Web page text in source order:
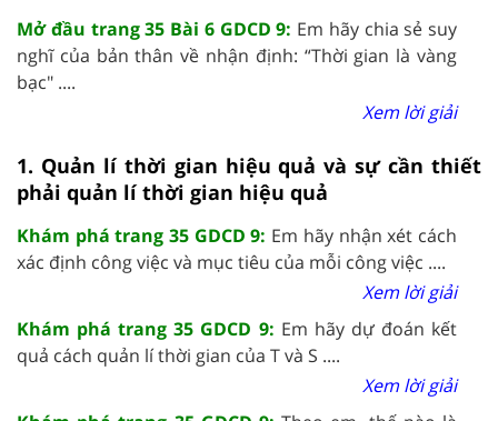
Mở đầu trang 35 Bài 6 GDCD 9: Em hãy chia sẻ suy
nghĩ của bản thân về nhận định: “Thời gian là vàng
bạc" ....
Xem lời giải
1. Quản lí thời gian hiệu quả và sự cần thiết
phải quản lí thời gian hiệu quả
Khám phá trang 35 GDCD 9: Em hãy nhận xét cách
xác định công việc và mục tiêu của mỗi công việc ....
Xem lời giải
Khám phá trang 35 GDCD 9: Em hãy dự đoán kết
quả cách quản lí thời gian của T và S ....
Xem lời giải